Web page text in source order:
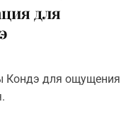
для
Кондэ для ощущения